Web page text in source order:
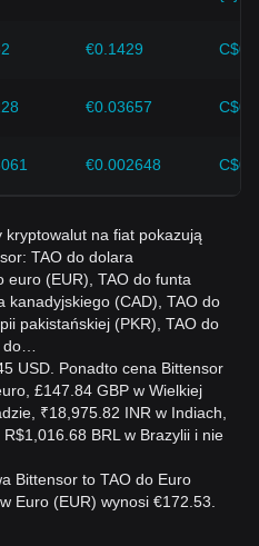
€0.1429
€0.03657
€0.002648
na fiat pokazują
TAO do dolara
euro (EUR), TAO do funta
kanadyjskiego (CAD), TAO do
pakistańskiej (PKR), TAO do
USD. Ponadto cena Bittensor
£147.84 GBP w Wielkiej
₹18,975.82 INR w Indiach,
BRL w Brazylii i nie
Bittensor to TAO do Euro
Euro (EUR) wynosi €172.53.